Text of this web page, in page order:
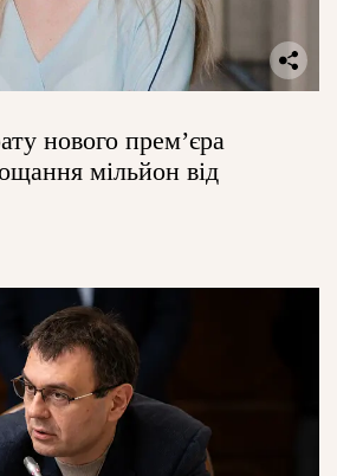
нового прем’єра
мільйон від